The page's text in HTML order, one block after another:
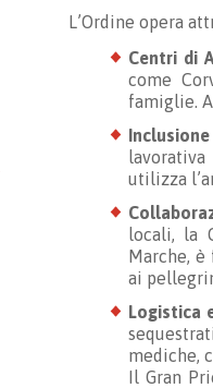
L’Ordine opera
Centri di
come
famiglie.
utilizza
locali, la
Marche,
ai
Logistica
mediche,
Il Gran